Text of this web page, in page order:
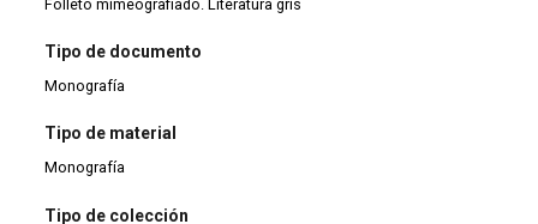
Folleto mimeografiado. Literatura gris
Tipo de documento
Monografía
Tipo de material
Monografía
Tipo de colección